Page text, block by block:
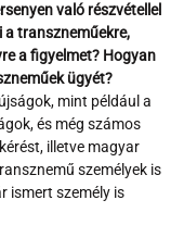
való részvétellel
transzneműekre,
a figyelmet? Hogyan
ügyét?
mint például a
és még számos
illetve magyar
személyek is
ismert személy is